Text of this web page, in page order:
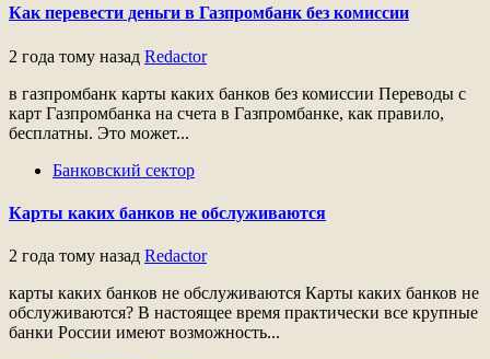
Как перевести деньги в Газпромбанк без комиссии
2 года тому назад Redactor
в газпромбанк карты каких банков без комиссии Переводы с
карт Газпромбанка на счета в Газпромбанке, как правило,
бесплатны. Это может...
Банковский сектор
Карты каких банков не обслуживаются
2 года тому назад Redactor
карты каких банков не обслуживаются Карты каких банков не
обслуживаются? В настоящее время практически все крупные
банки России имеют возможность...